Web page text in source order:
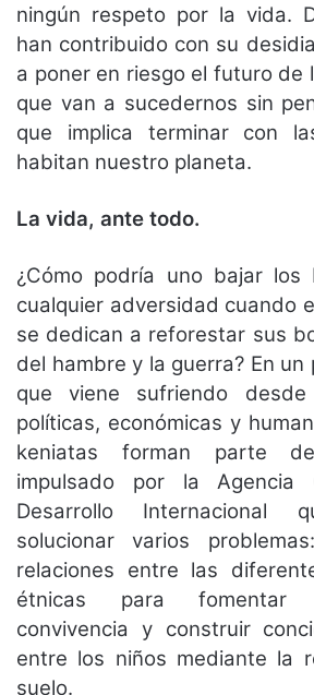
ningún respeto por la vida.
han contribuido con su
a poner en riesgo el futuro de
que van a sucedernos sin
que implica terminar con
habitan nuestro planeta.
La vida, ante todo.
¿Cómo podría uno bajar
cualquier adversidad cuando
se dedican a reforestar sus
del hambre y la guerra? En un
que viene sufriendo
políticas, económicas y
keniatas forman parte
impulsado por la Agencia
Desarrollo Internacional
solucionar varios
relaciones entre las
étnicas para fomentar
convivencia y construir
entre los niños mediante la
suelo.